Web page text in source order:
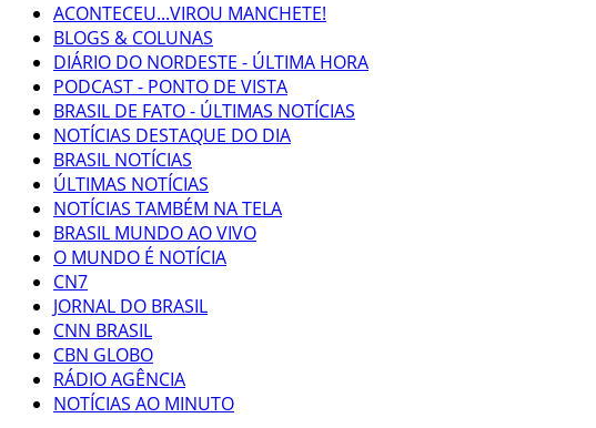
ACONTECEU...VIROU MANCHETE!
BLOGS & COLUNAS
DIÁRIO DO NORDESTE - ÚLTIMA HORA
PODCAST - PONTO DE VISTA
BRASIL DE FATO - ÚLTIMAS NOTÍCIAS
NOTÍCIAS DESTAQUE DO DIA
BRASIL NOTÍCIAS
ÚLTIMAS NOTÍCIAS
NOTÍCIAS TAMBÉM NA TELA
BRASIL MUNDO AO VIVO
O MUNDO É NOTÍCIA
CN7
JORNAL DO BRASIL
CNN BRASIL
CBN GLOBO
RÁDIO AGÊNCIA
NOTÍCIAS AO MINUTO